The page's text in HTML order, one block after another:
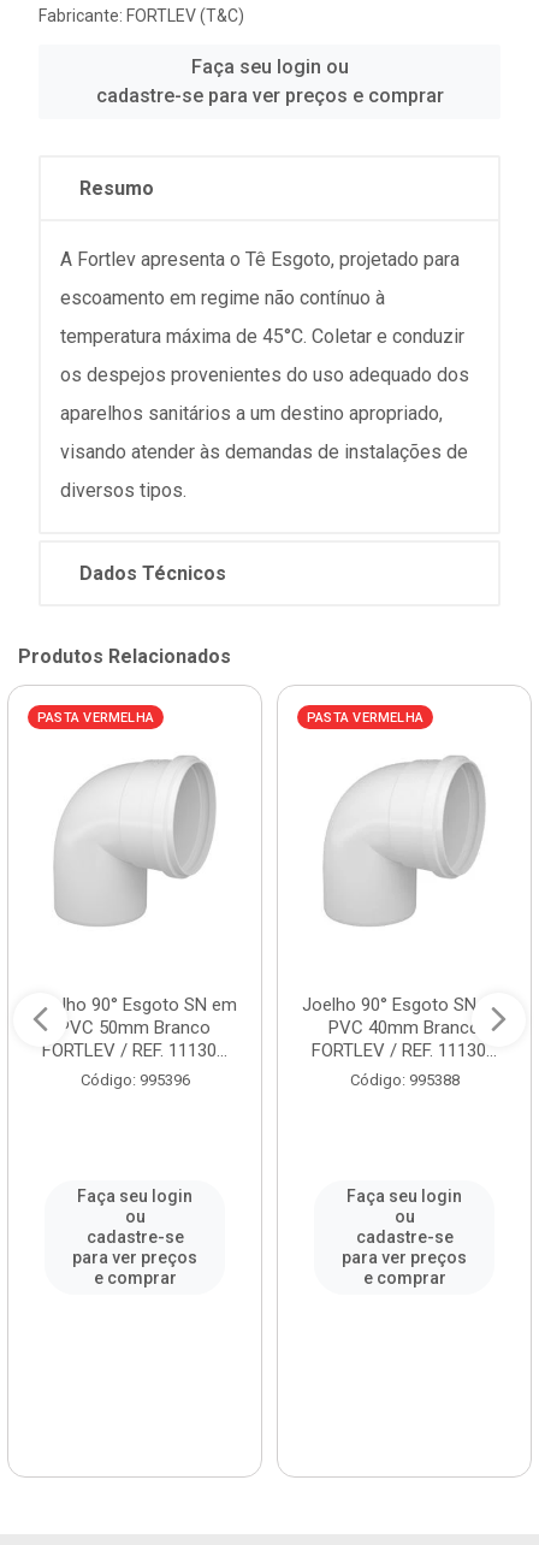
Fabricante: FORTLEV (T&C)
Faça seu login ou
cadastre-se para ver preços e comprar
Resumo
A Fortlev apresenta o Tê Esgoto, projetado para
escoamento em regime não contínuo à
temperatura máxima de 45°C. Coletar e conduzir
os despejos provenientes do uso adequado dos
aparelhos sanitários a um destino apropriado,
visando atender às demandas de instalações de
diversos tipos.
Dados Técnicos
Produtos Relacionados
PASTA VERMELHA
Joelho 90° Esgoto SN em
PVC 50mm Branco
FORTLEV / REF. 11130...
Código: 995396
Faça seu login
ou
cadastre-se
para ver preços
e comprar
PASTA VERMELHA
Joelho 90° Esgoto SN em
PVC 40mm Branco
FORTLEV / REF. 11130...
Código: 995388
Faça seu login
ou
cadastre-se
para ver preços
e comprar